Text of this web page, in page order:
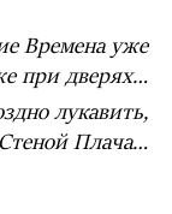
уже
при дверях…
Плача…